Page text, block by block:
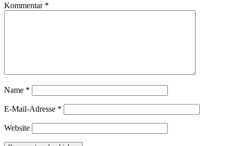
Kommentar *
Name *
E-Mail-Adresse *
Website